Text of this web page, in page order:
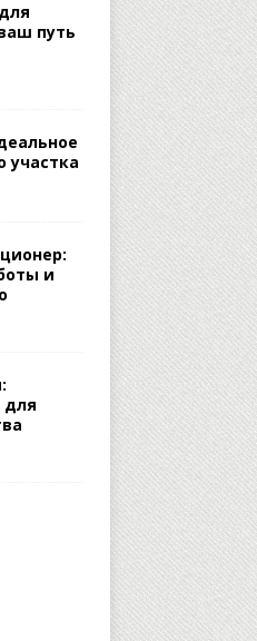
путь
участка
и
для